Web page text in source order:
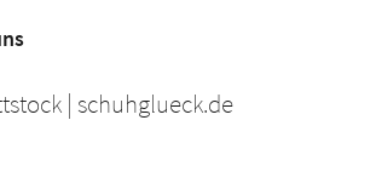
| schuhglueck.de